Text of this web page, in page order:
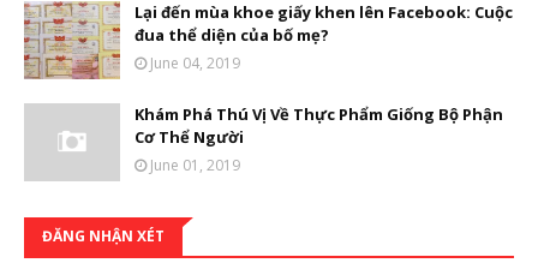
Lại đến mùa khoe giấy khen lên Facebook: Cuộc
đua thể diện của bố mẹ?
June 04, 2019
Khám Phá Thú Vị Về Thực Phẩm Giống Bộ Phận
Cơ Thể Người
June 01, 2019
ĐĂNG NHẬN XÉT